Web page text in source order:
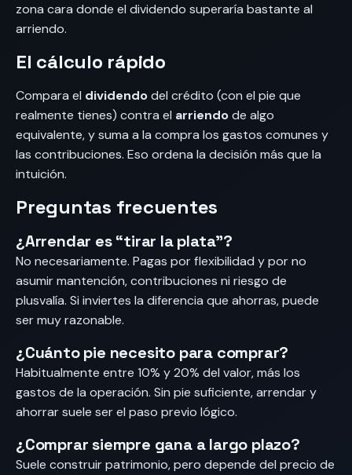
zona cara donde el dividendo superaría bastante al
arriendo.
El cálculo rápido
Compara el dividendodel crédito (con el pie que
realmente tienes) contra el arriendode algo
equivalente, y suma a la compra los gastos comunes y
las contribuciones. Eso ordena la decisión más que la
intuición.
Preguntas frecuentes
¿Arrendar es “tirar la plata”?
No necesariamente. Pagas por flexibilidad y por no
asumir mantención, contribuciones ni riesgo de
plusvalía. Si inviertes la diferencia que ahorras, puede
ser muy razonable.
¿Cuánto pie necesito para comprar?
Habitualmente entre 10% y 20% del valor, más los
gastos de la operación. Sin pie suficiente, arrendar y
ahorrar suele ser el paso previo lógico.
¿Comprar siempre gana a largo plazo?
Suele construir patrimonio, pero depende del precio de